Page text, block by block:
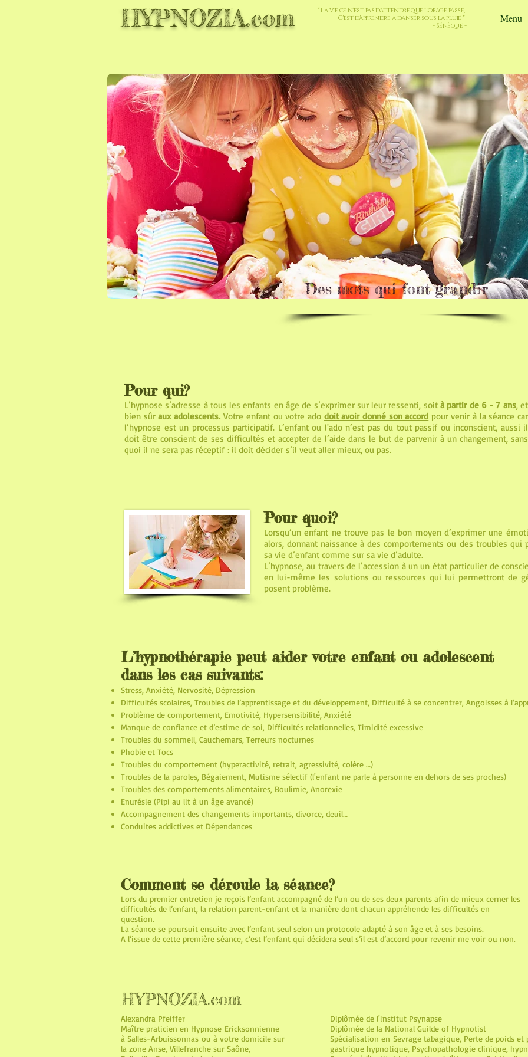
" La vie ce n'est pas d'attendre que l'orage passe,
C'est d'apprendre à danser sous la pluie "
- Sénèque -
HYPNOZIA.com Menu
Des mots qui font grandir
Pour qui?
L’hypnose s’adresse à tous les enfants en âge de s’exprimer sur leur ressenti, soit à partir de 6 - 7 ans, et
bien sûraux adolescents.Votre enfant ou votre ado doit avoir donné son accordpour venir à la séance car
l’hypnose est un processus participatif. L’enfant ou l'ado n’est pas du tout passif ou inconscient, aussi il
doit être conscient de ses difficultés et accepter de l’aide dans le but de parvenir à un changement, sans
quoi il ne sera pas réceptif : il doit décider s’il veut aller mieux, ou pas.
Pour quoi?
Lorsqu’un enfant ne trouve pas le bon moyen d’exprimer une
alors, donnant naissance à des comportements ou des troubles qui
sa vie d’enfant comme sur sa vie d’adulte.
L’hypnose, au travers de l’accession à un un état particulier de
en lui-même les solutions ou ressources qui lui permettront de
posent problème.
L’hypnothérapie peut aider votre enfant ou adolescent
dans les cas suivants:
Stress, Anxiété, Nervosité, Dépression
Difficultés scolaires, Troubles de l’apprentissage et du développement, Difficulté à se concentrer, Angoisses à
Problème de comportement, Emotivité, Hypersensibilité, Anxiété
Manque de confiance et d’estime de soi, Difficultés relationnelles, Timidité excessive
Troubles du sommeil, Cauchemars, Terreurs nocturnes
Phobie et Tocs
Troubles du comportement (hyperactivité, retrait, agressivité, colère …)
Troubles de la paroles, Bégaiement, Mutisme sélectif (l'enfant ne parle à personne en dehors de ses proches)
Troubles des comportements alimentaires, Boulimie, Anorexie
Enurésie (Pipi au lit à un âge avancé)
Accompagnement des changements importants, divorce, deuil…
Conduites addictives et Dépendances
Comment se déroule la séance?
Lors du premier entretien je reçois l’enfant accompagné de l’un ou de ses deux parents afin de mieux cerner les
difficultés de l’enfant, la relation parent-enfant et la manière dont chacun appréhende les difficultés en
question.
La séance se poursuit ensuite avec l’enfant seul selon un protocole adapté à son âge et à ses besoins.
A l’issue de cette première séance, c’est l’enfant qui décidera seul s’il est d’accord pour revenir me voir ou non.
HYPNOZIA.com
Alexandra Pfeiffer
Maître praticien en Hypnose Ericksonnienne
à Salles-Arbuissonnas ou à votre domicile sur
la zone Anse, Villefranche sur Saône,
Diplômée de l'institut Psynapse
Diplômée de la National Guilde of Hypnotist
Spécialisation en Sevrage tabagique, Perte de poids et
gastrique hypnotique, Psychopathologie clinique,